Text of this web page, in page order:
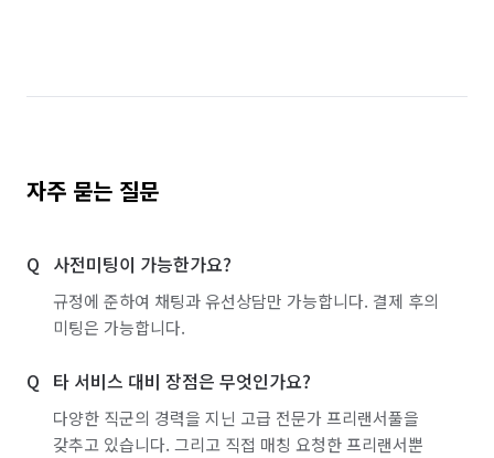
자주 묻는 질문
사전미팅이 가능한가요?
규정에 준하여 채팅과 유선상담만 가능합니다. 결제 후의
미팅은 가능합니다.
타 서비스 대비 장점은 무엇인가요?
다양한 직군의 경력을 지닌 고급 전문가 프리랜서풀을
갖추고 있습니다. 그리고 직접 매칭 요청한 프리랜서뿐